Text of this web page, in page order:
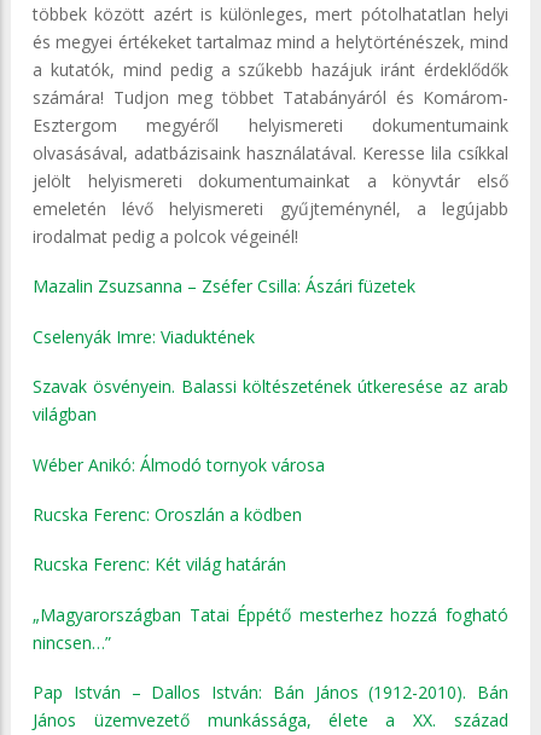
többek között azért is különleges, mert pótolhatatlan helyi
és megyei értékeket tartalmaz mind a helytörténészek, mind
a kutatók, mind pedig a szűkebb hazájuk iránt érdeklődők
számára! Tudjon meg többet Tatabányáról és Komárom-
Esztergom megyéről helyismereti dokumentumaink
olvasásával, adatbázisaink használatával. Keresse lila csíkkal
jelölt helyismereti dokumentumainkat a könyvtár első
emeletén lévő helyismereti gyűjteménynél, a legújabb
irodalmat pedig a polcok végeinél!
Mazalin Zsuzsanna – Zséfer Csilla: Ászári füzetek
Cselenyák Imre: Viaduktének
Szavak ösvényein. Balassi költészetének útkeresése az arab
világban
Wéber Anikó: Álmodó tornyok városa
Rucska Ferenc: Oroszlán a ködben
Rucska Ferenc: Két világ határán
„Magyarországban Tatai Éppétő mesterhez hozzá fogható
nincsen…”
Pap István – Dallos István: Bán János (1912-2010). Bán
János üzemvezető munkássága, élete a XX. század